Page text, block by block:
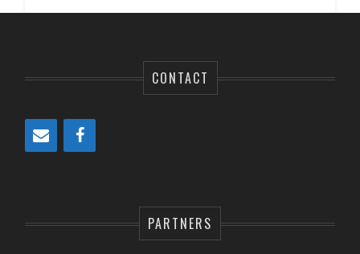
CONTACT
PARTNERS